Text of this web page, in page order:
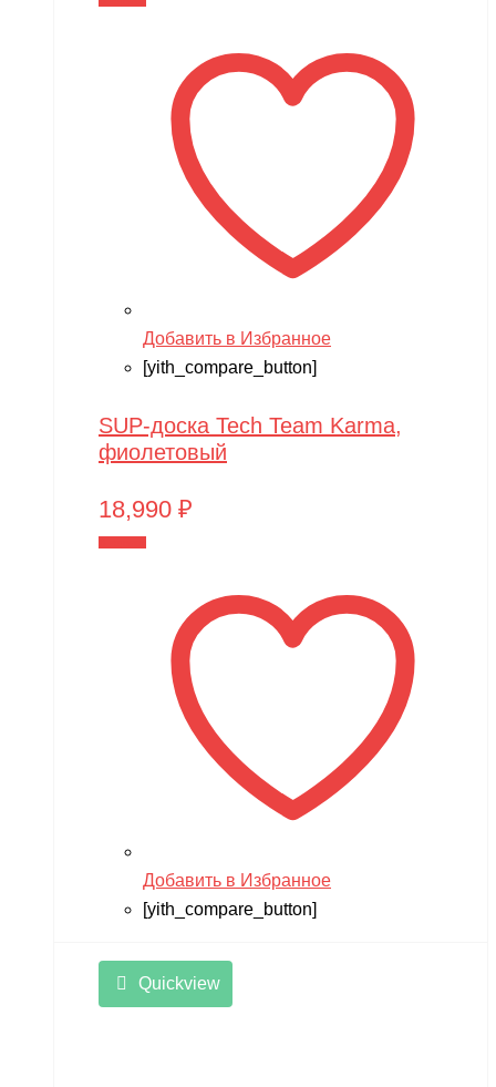
Добавить в Избранное
[yith_compare_button]
SUP-доска Tech Team Karma,
фиолетовый
18,990 ₽
Добавить в Избранное
[yith_compare_button]
Quickview